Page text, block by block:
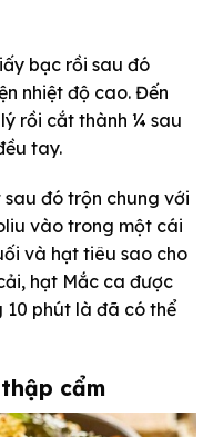
bạc rồi sau đó
nhiệt độ cao. Đến
rồi cắt thành ¼ sau
tay.
đó trộn chung với
vào trong một cái
và hạt tiêu sao cho
hạt Mắc ca được
10 phút là đã có thể
cẩm